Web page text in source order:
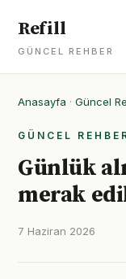
Refill
GÜNCEL REHBER
Anasayfa · Güncel
GÜNCEL
Günlük
merak
7 Haziran 2026